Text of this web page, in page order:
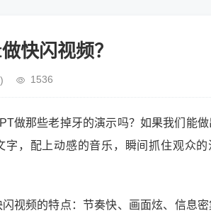
快闪视频？
1536
做那些老掉牙的演示吗？如果我们能
字，配上动感的音乐，瞬间抓住观众的
视频的特点：节奏快、画面炫、信息